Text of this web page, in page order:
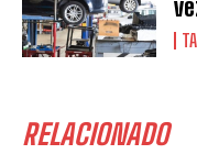
RELACIONADO